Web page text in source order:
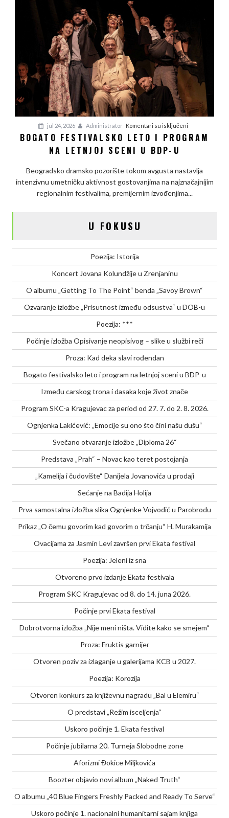
jul 24, 2026 Administrator Komentari su isključenina
Bogato
i
program
na
u
BOGATO FESTIVALSKO LETO I PROGRAM
NA LETNJOJ SCENI U BDP-U
Beogradsko dramsko pozorište tokom avgusta nastavlja
intenzivnu umetničku aktivnost gostovanjima na najznačajnijim
regionalnim festivalima, premijernim izvođenjima...
U FOKUSU
Poezija: Istorija
Koncert Jovana Kolundžije u Zrenjaninu
O albumu „Getting To The Point“ benda „Savoy Brown“
Ozvaranje izložbe „Prisutnost između odsustva“ u DOB-u
Poezija: ***
Počinje izložba Opisivanje neopisivog – slike u službi reči
Proza: Kad deka slavi rođendan
Bogato festivalsko leto i program na letnjoj sceni u BDP-u
Između carskog trona i dasaka koje život znače
Program SKC-a Kragujevac za period od 27. 7. do 2. 8. 2026.
Ognjenka Lakićević: „Emocije su ono što čini našu dušu“
Svečano otvaranje izložbe „Diploma 26“
Predstava „Prah“ – Novac kao teret postojanja
„Kamelija i čudovište“ Danijela Jovanovića u prodaji
Sećanje na Badija Holija
Prva samostalna izložba slika Ognjenke Vojvodić u Parobrodu
Prikaz „O čemu govorim kad govorim o trčanju“ H. Murakamija
Ovacijama za Jasmin Levi završen prvi Ekata festival
Poezija: Jeleni iz sna
Otvoreno prvo izdanje Ekata festivala
Program SKC Kragujevac od 8. do 14. juna 2026.
Počinje prvi Ekata festival
Dobrotvorna izložba „Nije meni ništa. Vidite kako se smejem“
Proza: Fruktis garnijer
Otvoren poziv za izlaganje u galerijama KCB u 2027.
Poezija: Korozija
Otvoren konkurs za književnu nagradu „Bal u Elemiru“
O predstavi „Režim isceljenja“
Uskoro počinje 1. Ekata festival
Počinje jubilarna 20. Turneja Slobodne zone
Aforizmi Đokice Miljkovića
Boozter objavio novi album „Naked Truth“
O albumu „40 Blue Fingers Freshly Packed and Ready To Serve“
Uskoro počinje 1. nacionalni humanitarni sajam knjiga